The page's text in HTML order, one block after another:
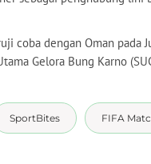
coba dengan Oman pada
Gelora Bung Karno
SportBites FIFA